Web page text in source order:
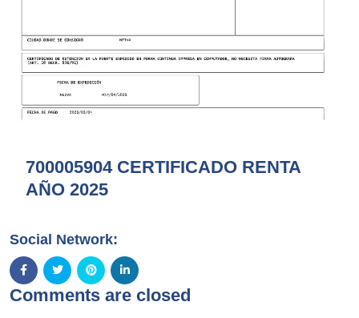
700005904 CERTIFICADO RENTA
AÑO 2025
Social Network:
Comments are closed